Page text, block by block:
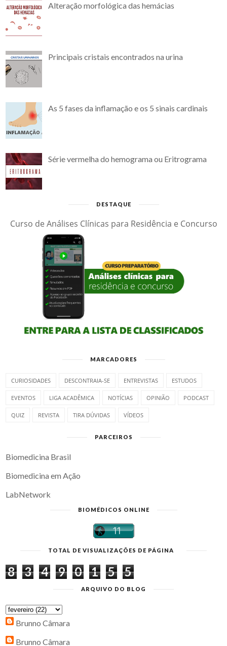
Alteração morfológica das hemácias
Principais cristais encontrados na urina
As 5 fases da inflamação e os 5 sinais cardinais
Série vermelha do hemograma ou Eritrograma
DESTAQUE
Curso de Análises Clínicas para Residência e Concurso
MARCADORES
CURIOSIDADES DESCONTRAIA-SE ENTREVISTAS ESTUDOS
EVENTOS LIGA ACADÊMICA NOTÍCIAS OPINIÃO PODCAST
QUIZ REVISTA TIRA DÚVIDAS VÍDEOS
PARCEIROS
Biomedicina Brasil
Biomedicina em Ação
LabNetwork
BIOMÉDICOS ONLINE
TOTAL DE VISUALIZAÇÕES DE PÁGINA
8 3 4 9 0 1 5 5
ARQUIVO DO BLOG
Brunno Câmara
Brunno Câmara